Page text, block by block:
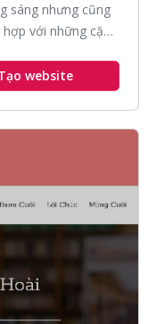
sáng nhưng cũng
với những cặp
website